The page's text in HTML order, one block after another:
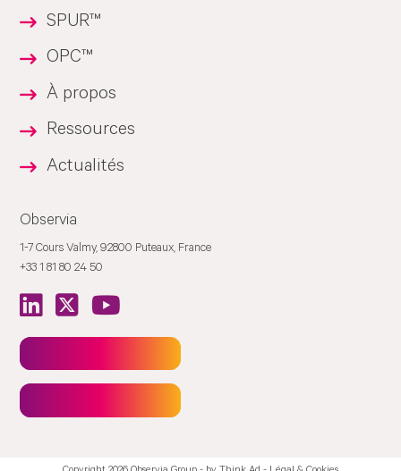
SPUR™
OPC™
À propos
Ressources
Actualités
Observia
1-7 Cours Valmy, 92800 Puteaux, France
+33 1 81 80 24 50